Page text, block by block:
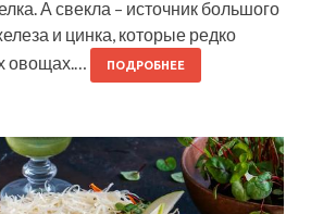
А свекла – источник большого
и цинка, которые редко
овощах.…
ПОДРОБНЕЕ